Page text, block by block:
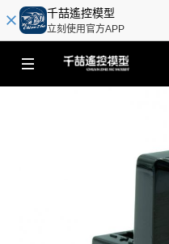
千喆遙控模型
立刻使用官方APP